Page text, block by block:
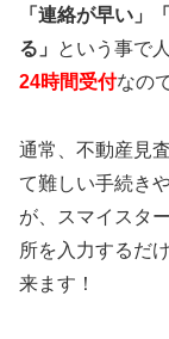
「連絡が早い」
る」
という事で
24時間受付なの
通常、不動産見
て難しい手続き
が、スマイスタ
所を入力するだ
来ます！